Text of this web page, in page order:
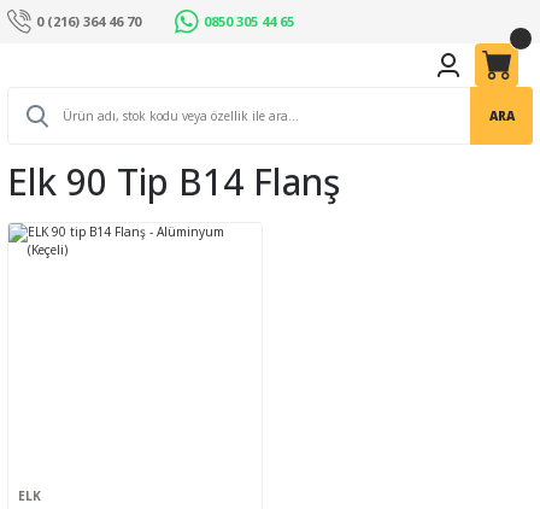
0 (216) 364 46 70 0850 305 44 65
ARA
Elk 90 Tip B14 Flanş
ELK